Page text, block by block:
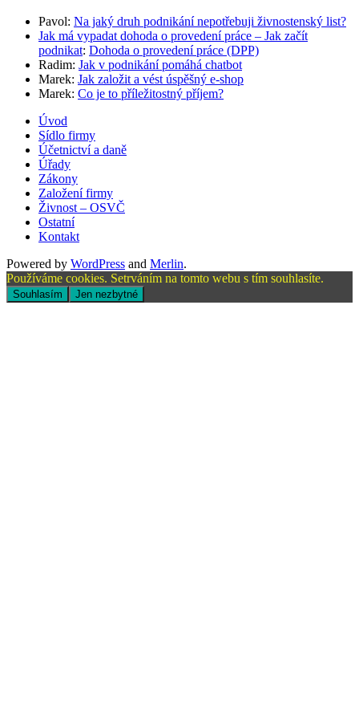
Pavol: Na jaký druh podnikání nepotřebuji živnostenský list?
Jak má vypadat dohoda o provedení práce – Jak začít
podnikat: Dohoda o provedení práce (DPP)
Radim: Jak v podnikání pomáhá chatbot
Marek: Jak založit a vést úspěšný e-shop
Marek: Co je to příležitostný příjem?
Úvod
Sídlo firmy
Účetnictví a daně
Úřady
Zákony
Založení firmy
Živnost – OSVČ
Ostatní
Kontakt
Powered by WordPress and Merlin.
Používáme cookies. Setrváním na tomto webu s tím souhlasíte.
Souhlasím Jen nezbytné